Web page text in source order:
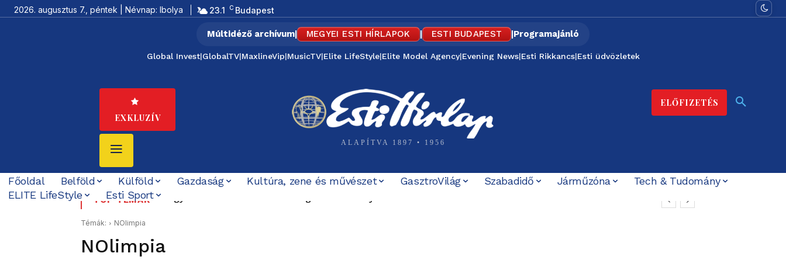
2026. augusztus 7., péntek | Névnap: Ibolya 23.1 C Budapest
Múltidéző archívum| MEGYEI ESTI HÍRLAPOK | ESTI BUDAPEST |Programajánló
Global Invest|GlobalTV|MaxlineVip|MusicTV|Elite LifeStyle|Elite Model Agency|Evening News|Esti Rikkancs|Esti üdvözletek
EXKLUZÍV
ALAPÍTVA 1897 • 1956
ELŐFIZETÉS
Főoldal Belföld Külföld Gazdaság Kultúra, zene és művészet GasztroVilág Szabadidő Járműzóna
Tech & Tudomány
ELITE LifeStyle
Esti Sport
TOP TÉMÁK Magyar Pétert és a Tiszát is meghívná Tusványosra Toró T. Tibor
Témák: NOlimpia
NOlimpia